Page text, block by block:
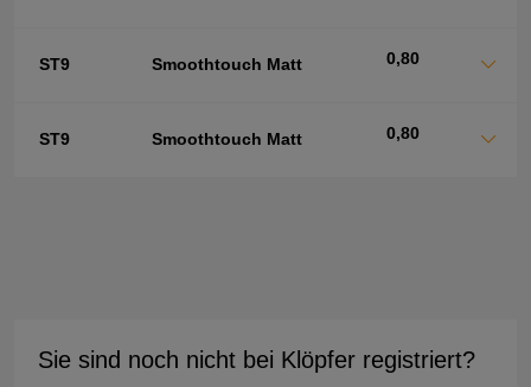
ST9 Smoothtouch Matt 0,80
ST9 Smoothtouch Matt 0,80
Sie sind noch nicht bei Klöpfer registriert?